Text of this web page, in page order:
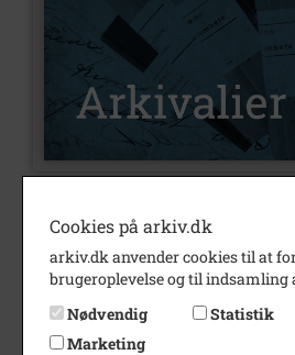
Nummer
Type
Arkivalier
Arkivskaber
Birch, Kaj
Beskrivelse
Cookies på arkiv.dk
arkiv.dk anvender cookies til at
brugeroplevelse og til indsamling
Nødvendig
Statistik
Marketing